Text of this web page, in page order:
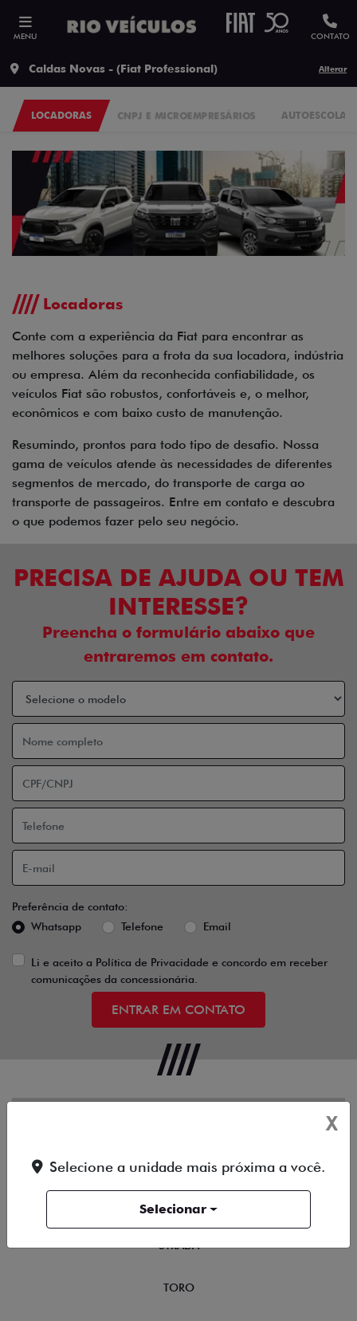
MENU CONTATO
Caldas Novas - (Fiat Professional) Alterar
CNPJ E MICROEMPRESÁRIOS AUTOESCOLA
LOCADORAS
Locadoras
Conte com a experiência da Fiat para encontrar as
melhores soluções para a frota da sua locadora, indústria
ou empresa. Além da reconhecida confiabilidade, os
veículos Fiat são robustos, confortáveis e, o melhor,
econômicos e com baixo custo de manutenção.
Resumindo, prontos para todo tipo de desafio. Nossa
gama de veículos atende às necessidades de diferentes
segmentos de mercado, do transporte de carga ao
transporte de passageiros. Entre em contato e descubra
o que podemos fazer pelo seu negócio.
PRECISA DE AJUDA OU TEM
INTERESSE?
Preencha o formulário abaixo que
entraremos em contato.
Preferência de contato:
Whatsapp
Telefone Email
Li e aceito a Política de Privacidade e concordo em receber
comunicações da concessionária.
ENTRAR EM CONTATO
NOVOS
TITANO
STRADA
TORO
X
Selecione a unidade mais próxima a você.
Selecionar